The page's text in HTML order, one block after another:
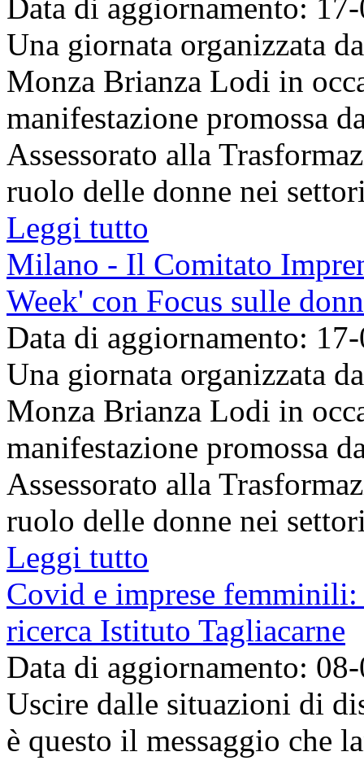
Data di aggiornamento:
Una giornata organizzata
Monza Brianza Lodi in
manifestazione promossa
Assessorato alla
ruolo delle donne nei
Leggi tutto
Milano - Il Comitato
Week' con Focus sulle
Data di aggiornamento:
Una giornata organizzata
Monza Brianza Lodi in
manifestazione promossa
Assessorato alla
ruolo delle donne nei
Leggi tutto
Covid e imprese femminili:
ricerca Istituto Tagliacarne
Data di aggiornamento:
Uscire dalle situazioni di
è questo il messaggio che